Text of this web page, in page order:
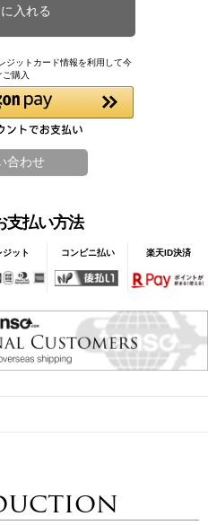
ジットカード情報を利用して今
ご購入
支払い方法
ジット コンビニ払い 楽天ID決済